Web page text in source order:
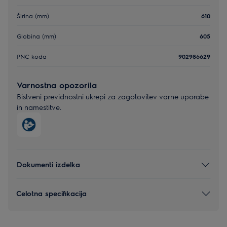
Širina (mm) 610
Globina (mm) 605
PNC koda 902986629
Varnostna opozorila
Bistveni previdnostni ukrepi za zagotovitev varne uporabe
in namestitve.
Dokumenti izdelka
Celotna specifikacija